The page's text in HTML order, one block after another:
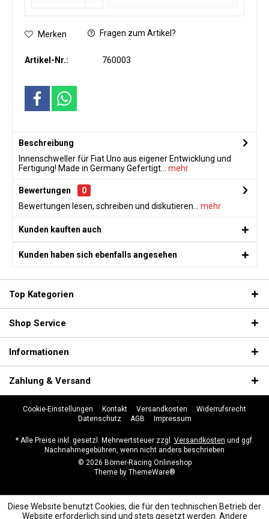
Merken Fragen zum Artikel?
Artikel-Nr.: 760003
Beschreibung
Innenschweller für Fiat Uno aus eigener Entwicklung und
Fertigung! Made in Germany Gefertigt...
mehr
Bewertungen
0
Bewertungen lesen, schreiben und diskutieren...
mehr
Kunden kauften auch
Kunden haben sich ebenfalls angesehen
Top Kategorien
Shop Service
Informationen
Zahlung & Versand
Cookie-Einstellungen Kontakt Versandkosten
Widerrufsrecht
Datenschutz
AGB Impressum
* Alle Preise inkl. gesetzl. Mehrwertsteuer zzgl. Versandkosten und ggf.
Nachnahmegebühren, wenn nicht anders beschrieben
© 2026 Börner-Racing Onlineshop
Theme by ThemeWare®
Diese Website benutzt Cookies, die für den technischen Betrieb der
Website erforderlich sind und stets gesetzt werden. Andere